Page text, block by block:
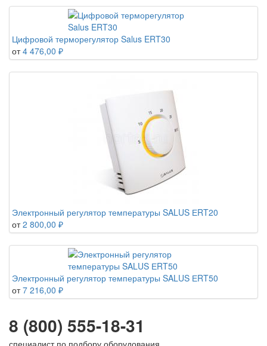
Цифровой терморегулятор Salus ERT30
от 4 476,00 ₽
Электронный регулятор температуры SALUS ЕRT20
от 2 800,00 ₽
Электронный регулятор температуры SALUS ЕRT50
от 7 216,00 ₽
8 (800) 555-18-31